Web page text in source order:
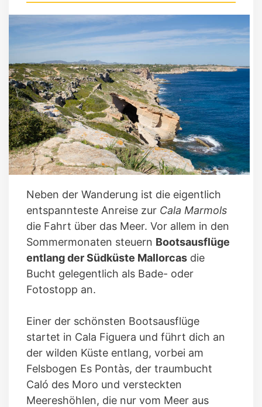
Neben der Wanderung ist die eigentlich
entspannteste Anreise zur Cala Marmols
die Fahrt über das Meer. Vor allem in den
Sommermonaten steuern Bootsausflüge
entlang der Südküste Mallorcas die
Bucht gelegentlich als Bade- oder
Fotostopp an.
Einer der schönsten Bootsausflüge
startet in Cala Figuera und führt dich an
der wilden Küste entlang, vorbei am
Felsbogen Es Pontàs, der traumbucht
Caló des Moro und versteckten
Meereshöhlen, die nur vom Meer aus